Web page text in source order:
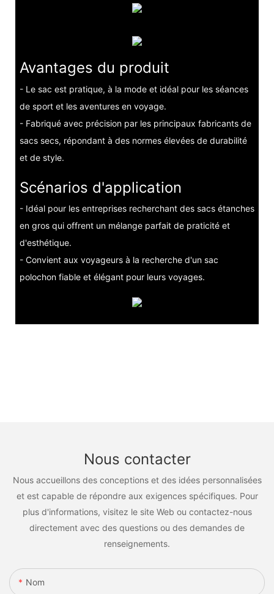
Avantages du produit
- Le sac est pratique, à la mode et idéal pour les séances
de sport et les aventures en voyage.
- Fabriqué avec précision par les principaux fabricants de
sacs secs, répondant à des normes élevées de durabilité
et de style.
Scénarios d'application
- Idéal pour les entreprises recherchant des sacs étanches
en gros qui offrent un mélange parfait de praticité et
d'esthétique.
- Convient aux voyageurs à la recherche d'un sac
polochon fiable et élégant pour leurs voyages.
Nous contacter
Nous accueillons des conceptions et des idées personnalisées
et est capable de répondre aux exigences spécifiques. Pour
plus d'informations, visitez le site Web ou contactez-nous
directement avec des questions ou des demandes de
renseignements.
Nom